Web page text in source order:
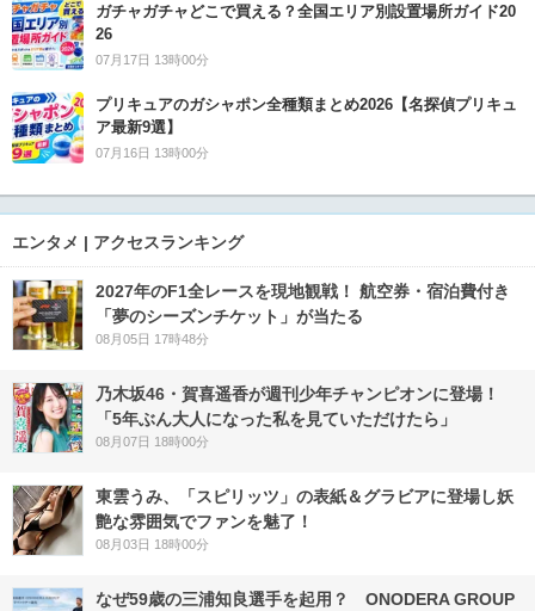
ガチャガチャどこで買える？全国エリア別設置場所ガイド20
26
07月17日 13時00分
プリキュアのガシャポン全種類まとめ2026【名探偵プリキュ
ア最新9選】
07月16日 13時00分
エンタメ | アクセスランキング
2027年のF1全レースを現地観戦！ 航空券・宿泊費付き
「夢のシーズンチケット」が当たる
08月05日 17時48分
乃木坂46・賀喜遥香が週刊少年チャンピオンに登場！
「5年ぶん大人になった私を見ていただけたら」
08月07日 18時00分
東雲うみ、「スピリッツ」の表紙＆グラビアに登場し妖
艶な雰囲気でファンを魅了！
08月03日 18時00分
なぜ59歳の三浦知良選手を起用？ ONODERA GROUP